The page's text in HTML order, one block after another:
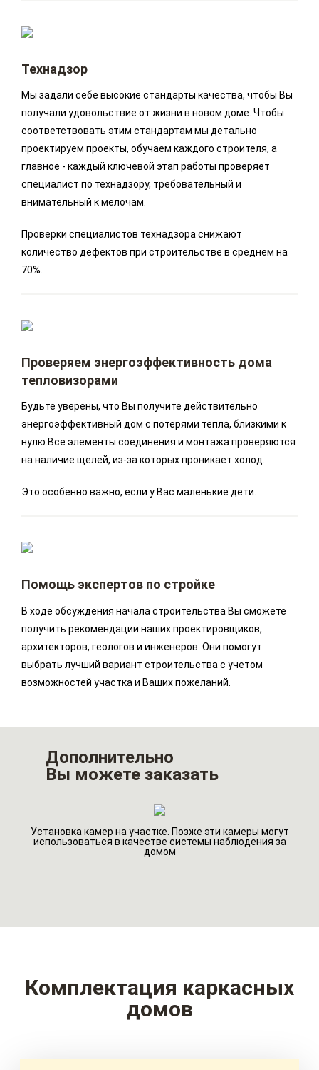
Технадзор
Мы задали себе высокие стандарты качества, чтобы Вы
получали удовольствие от жизни в новом доме. Чтобы
соответствовать этим стандартам мы детально
проектируем проекты, обучаем каждого строителя, а
главное - каждый ключевой этап работы проверяет
специалист по технадзору, требовательный и
внимательный к мелочам.
Проверки специалистов технадзора снижают
количество дефектов при строительстве в среднем на
70%.
Проверяем энергоэффективность дома
тепловизорами
Будьте уверены, что Вы получите действительно
энергоэффективный дом с потерями тепла, близкими к
нулю.Все элементы соединения и монтажа проверяются
на наличие щелей, из-за которых проникает холод.
Это особенно важно, если у Вас маленькие дети.
Помощь экспертов по стройке
В ходе обсуждения начала строительства Вы сможете
получить рекомендации наших проектировщиков,
архитекторов, геологов и инженеров. Они помогут
выбрать лучший вариант строительства с учетом
возможностей участка и Ваших пожеланий.
Дополнительно
Вы можете заказать
Установка камер на участке. Позже эти камеры могут
использоваться в качестве системы наблюдения за
домом
Комплектация каркасных
домов